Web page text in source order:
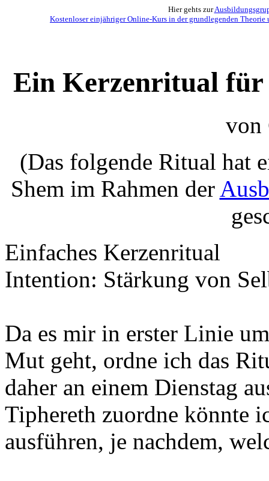
Hier gehts zur
Kostenloser einjähriger Online-Kurs in der grundlegenden
Ein Kerzenritual für
von
(Das folgende Ritual hat
Shem im Rahmen der
Einfaches Kerzenritual
Intention: Stärkung von
Da es mir in erster Linie
Mut geht, ordne ich das
daher an einem Dienstag
Tiphereth zuordne könnte
ausführen, je nachdem,